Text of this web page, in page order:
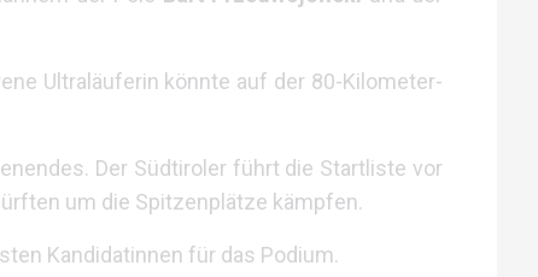
Ultraläuferin könnte auf der 80-Kilometer-
Der Südtiroler führt die Startliste vor
um die Spitzenplätze kämpfen.
Kandidatinnen für das Podium.